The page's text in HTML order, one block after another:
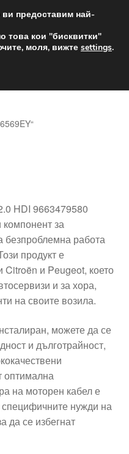
12 лв.
свят
HDI 9663479580
за
безпроблемна работа
продукт е
и Peugeot, което
и за хора,
на своите возила.
можете да се
и дълготрайност,
оптимална
на моторен кабел е
нужди на
да се избегнат
ви предоставим най-
това кои "бисквитки"
моля, вижте settings.